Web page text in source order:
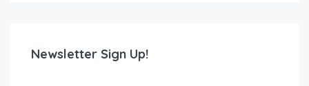
Newsletter Sign Up!